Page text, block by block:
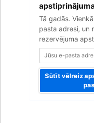
Tā gadās.
pasta adresi, un
rezervējuma
pasta
adrese
Sūtīt vēlreiz